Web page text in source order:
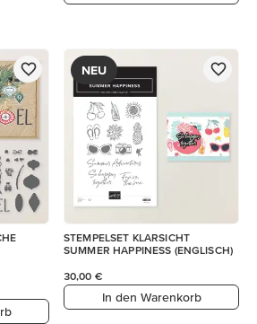
NEU
STEMPELSET KLARSICHT
SUMMER HAPPINESS (ENGLISCH)
30,00 €
In den Warenkorb